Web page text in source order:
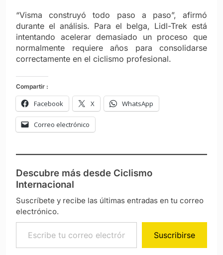
“Visma construyó todo paso a paso”, afirmó
durante el análisis. Para el belga, Lidl-Trek está
intentando acelerar demasiado un proceso que
normalmente requiere años para consolidarse
correctamente en el ciclismo profesional.
Compartir :
Facebook X WhatsApp
Correo electrónico
Descubre más desde Ciclismo
Internacional
Suscríbete y recibe las últimas entradas en tu correo
electrónico.
Escribe tu correo electrónico…
Suscribirse